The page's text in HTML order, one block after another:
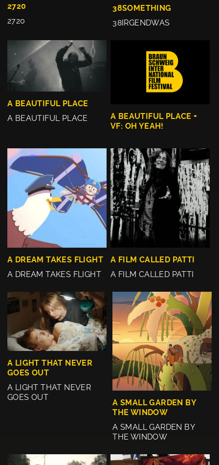
2720
2720
38SOMETHING
38IRGENDWAS
A BEAUTIFUL PLACE
A BEAUTIFUL PLACE
A BEAUTIFUL PLACE +
VF: OH YEAH!
A DREAM TAKES FLIGHT
A DREAM TAKES FLIGHT
A FILM CALLED PATTI
A FILM CALLED PATTI
A LIGHT THAT NEVER
GOES OUT
A LIGHT THAT NEVER
GOES OUT
A SMALL GARDEN BY
THE WINDOW
A SMALL GARDEN BY
THE WINDOW